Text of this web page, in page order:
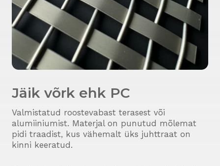
Jäik võrk ehk PC
Valmistatud roostevabast terasest või
alumiiniumist. Materjal on punutud mõlemat
pidi traadist, kus vähemalt üks juhttraat on
kinni keeratud.